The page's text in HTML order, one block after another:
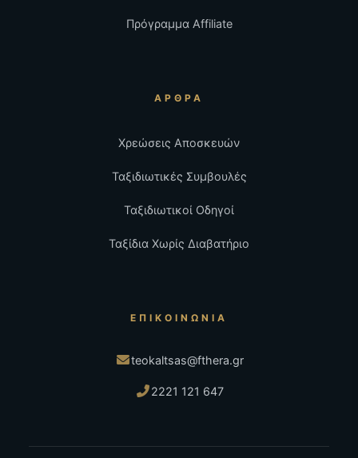
Πρόγραμμα Affiliate
ΆΡΘΡΑ
Χρεώσεις Αποσκευών
Ταξιδιωτικές Συμβουλές
Ταξιδιωτικοί Οδηγοί
Ταξίδια Χωρίς Διαβατήριο
ΕΠΙΚΟΙΝΩΝΊΑ
teokaltsas@fthera.gr
2221 121 647